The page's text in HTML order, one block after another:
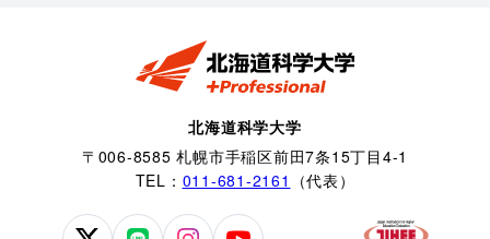
北海道科学大学
〒006-8585 札幌市手稲区前田7条15丁目4-1
TEL： 011-681-2161 （代表）